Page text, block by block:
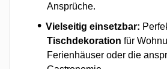
Ansprüche.
Vielseitig einsetzbar:
Tischdekoration für
Ferienhäuser oder die